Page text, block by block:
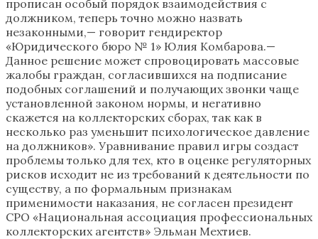
прописан особый порядок взаимодействия с
должником, теперь точно можно назвать
незаконными,— говорит гендиректор
«Юридического бюро № 1» Юлия Комбарова.—
Данное решение может спровоцировать массовые
жалобы граждан, согласившихся на подписание
подобных соглашений и получающих звонки чаще
установленной законом нормы, и негативно
скажется на коллекторских сборах, так как в
несколько раз уменьшит психологическое давление
на должников». Уравнивание правил игры создаст
проблемы только для тех, кто в оценке регуляторных
рисков исходит не из требований к деятельности по
существу, а по формальным признакам
применимости наказания, не согласен президент
СРО «Национальная ассоциация профессиональных
коллекторских агентств» Эльман Мехтиев.